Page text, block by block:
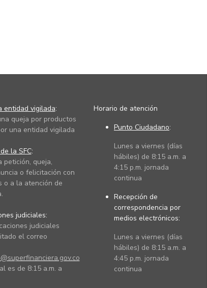
entidad vigilada:
queja por productos
una entidad vigilada
la SFC:
petición, queja,
o felicitación con
o a la atención de
judiciales:
judiciales
el correo
es de 8:15 a.m. a
Horario de atención
Punto Ciudadano:
Lunes a viernes (días
hábiles) de 8:15 a.m. a
4:15 p.m. jornada
continua
Recepción de
correspondencia por
medios electrónicos:
Lunes a viernes (días
hábiles) de 8:15 a.m. a
4:45 p.m. jornada
continua